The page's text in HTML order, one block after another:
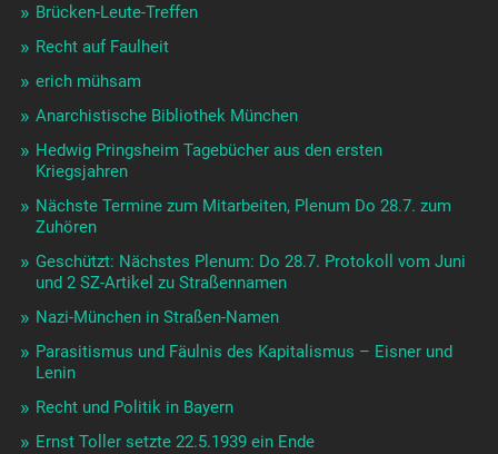
Brücken-Leute-Treffen
Recht auf Faulheit
erich mühsam
Anarchistische Bibliothek München
Hedwig Pringsheim Tagebücher aus den ersten
Kriegsjahren
Nächste Termine zum Mitarbeiten, Plenum Do 28.7. zum
Zuhören
Geschützt: Nächstes Plenum: Do 28.7. Protokoll vom Juni
und 2 SZ-Artikel zu Straßennamen
Nazi-München in Straßen-Namen
Parasitismus und Fäulnis des Kapitalismus – Eisner und
Lenin
Recht und Politik in Bayern
Ernst Toller setzte 22.5.1939 ein Ende